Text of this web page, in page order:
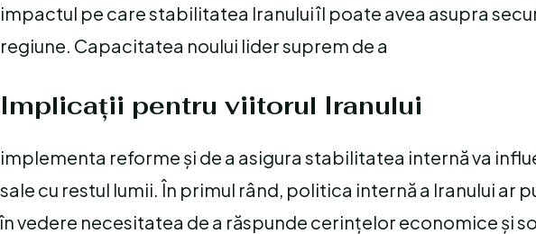
impactul pe care stabilitatea Iranului îl poate avea asupra
regiune. Capacitatea noului lider suprem de a
Implicații pentru viitorul Iranului
implementa reforme și de a asigura stabilitatea internă va
sale cu restul lumii. În primul rând, politica internă a Iranului ar
în vedere necesitatea de a răspunde cerințelor economice și